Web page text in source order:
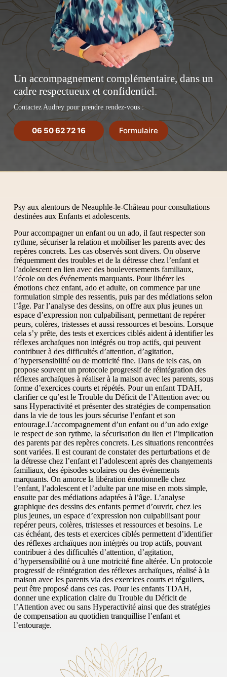
Un accompagnement complémentaire, dans un
cadre respectueux et confidentiel.
Contactez Audrey pour prendre rendez-vous :
06 50 62 72 16 Formulaire
Psy aux alentours de Neauphle-le-Château pour consultations
destinées aux Enfants et adolescents.
Pour accompagner un enfant ou un ado, il faut respecter son
rythme, sécuriser la relation et mobiliser les parents avec des
repères concrets. Les cas observés sont divers. On observe
fréquemment des troubles et de la détresse chez l’enfant et
l’adolescent en lien avec des bouleversements familiaux,
l’école ou des événements marquants. Pour libérer les
émotions chez enfant, ado et adulte, on commence par une
formulation simple des ressentis, puis par des médiations selon
l’âge. Par l’analyse des dessins, on offre aux plus jeunes un
espace d’expression non culpabilisant, permettant de repérer
peurs, colères, tristesses et aussi ressources et besoins. Lorsque
cela s’y prête, des tests et exercices ciblés aident à identifier les
réflexes archaïques non intégrés ou trop actifs, qui peuvent
contribuer à des difficultés d’attention, d’agitation,
d’hypersensibilité ou de motricité fine. Dans de tels cas, on
propose souvent un protocole progressif de réintégration des
réflexes archaïques à réaliser à la maison avec les parents, sous
forme d’exercices courts et répétés. Pour un enfant TDAH,
clarifier ce qu’est le Trouble du Déficit de l’Attention avec ou
sans Hyperactivité et présenter des stratégies de compensation
dans la vie de tous les jours sécurise l’enfant et son
entourage.L’accompagnement d’un enfant ou d’un ado exige
le respect de son rythme, la sécurisation du lien et l’implication
des parents par des repères concrets. Les situations rencontrées
sont variées. Il est courant de constater des perturbations et de
la détresse chez l’enfant et l’adolescent après des changements
familiaux, des épisodes scolaires ou des événements
marquants. On amorce la libération émotionnelle chez
l’enfant, l’adolescent et l’adulte par une mise en mots simple,
ensuite par des médiations adaptées à l’âge. L’analyse
graphique des dessins des enfants permet d’ouvrir, chez les
plus jeunes, un espace d’expression non culpabilisant pour
repérer peurs, colères, tristesses et ressources et besoins. Le
cas échéant, des tests et exercices ciblés permettent d’identifier
des réflexes archaïques non intégrés ou trop actifs, pouvant
contribuer à des difficultés d’attention, d’agitation,
d’hypersensibilité ou à une motricité fine altérée. Un protocole
progressif de réintégration des réflexes archaïques, réalisé à la
maison avec les parents via des exercices courts et réguliers,
peut être proposé dans ces cas. Pour les enfants TDAH,
donner une explication claire du Trouble du Déficit de
l’Attention avec ou sans Hyperactivité ainsi que des stratégies
de compensation au quotidien tranquillise l’enfant et
l’entourage.